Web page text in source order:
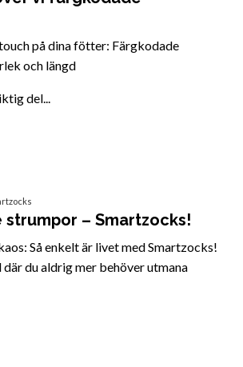
på dina fötter: Färgkodade
och längd
del...
strumpor – Smartzocks!
Så enkelt är livet med Smartzocks!
där du aldrig mer behöver utmana